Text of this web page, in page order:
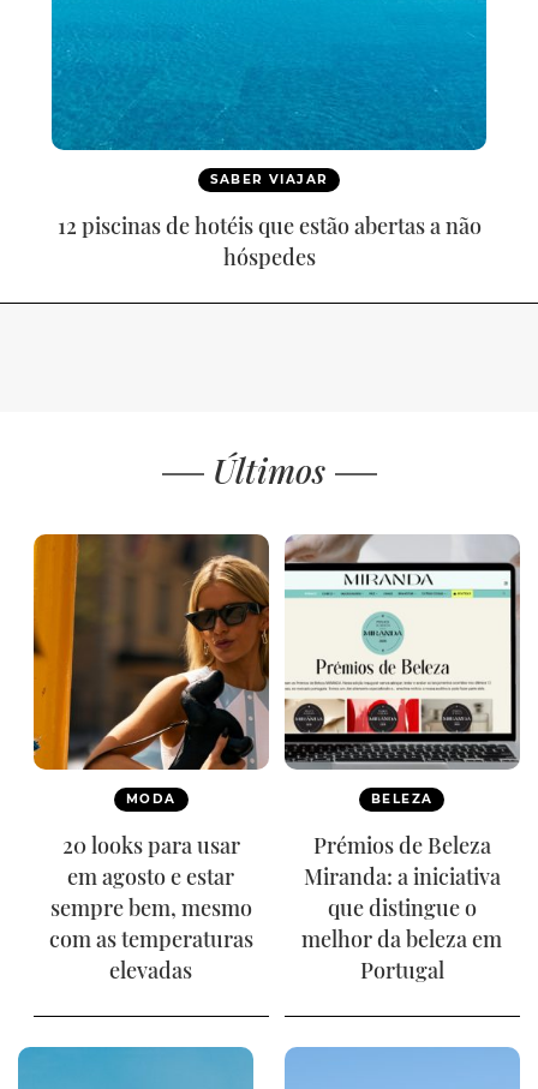
SABER VIAJAR
12 piscinas de hotéis que estão abertas a não
hóspedes
Últimos
MODA
20 looks para usar
em agosto e estar
sempre bem, mesmo
com as temperaturas
elevadas
BELEZA
Prémios de Beleza
Miranda: a iniciativa
que distingue o
melhor da beleza em
Portugal